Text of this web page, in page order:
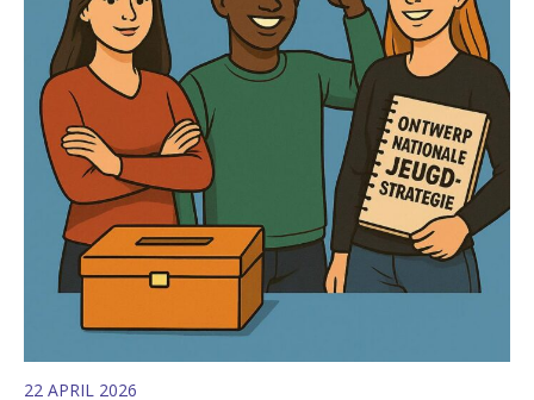
22 APRIL 2026